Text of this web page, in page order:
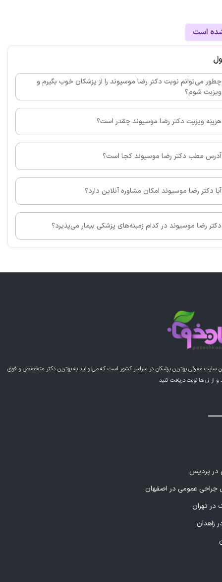
است
چطور می‌توانم نوبت دکتر رضا موسیوند را از پزشکان خوب بگیرم و
ویزیت شوم؟
هزینه ویزیت دکتر رضا موسیوند چقدر است؟
آدرس مطب دکتر رضا موسیوند کجا است؟
آیا دکتر رضا موسیوند امکان مشاوره آنلاین دارد؟
دکتر رضا موسیوند در کدام زمینه‌های پزشکی بیمار می‌پذیرد؟
سایت معرفی بهترین پزشکان در سراسر کشور است که می‌توانید به بهترین دکتر متخصص و فوق
آن ها نوبت دریافت کنید
در پردیس
عمومی در اصفهان
در تهران
زاهدان